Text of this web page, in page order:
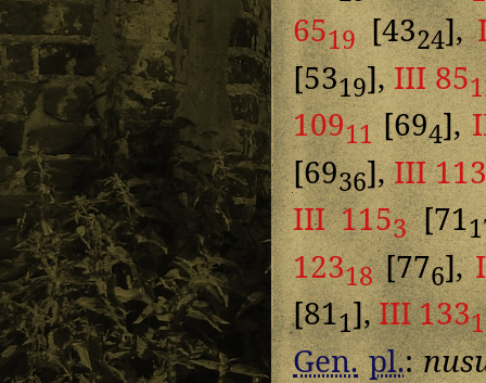
6519[4324],
[5319],III 85
10911[694],
[6936],III
III 1153[71
12318[776],
[811],III 1331
Gen. pl.: